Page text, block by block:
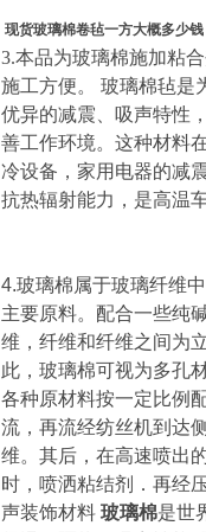
现货玻璃棉卷毡一方大概多少
3.本品为玻璃棉施加粘
施工方便。 玻璃棉毡是
优异的减震、吸声特性
善工作环境。这种材料
冷设备，家用电器的减
抗热辐射能力，是高温
4.玻璃棉属于玻璃纤维
主要原料。配合一些纯
维，纤维和纤维之间为
此，玻璃棉可视为多孔
各种原材料按一定比例
流，再流经纺丝机到达
维。其后，在高速喷出
时，喷洒粘结剂．再经
声装饰材料 玻璃棉是世